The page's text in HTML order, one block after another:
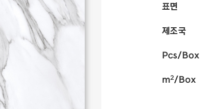
표면
제조국
Pcs/Box
m2/Box